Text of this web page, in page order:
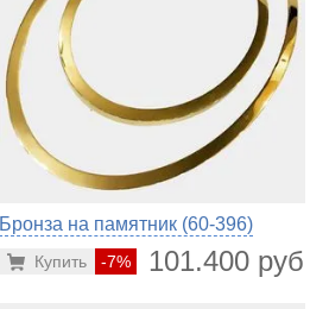
Бронза на памятник (60-396)
-7% 101.400 руб.
Купить